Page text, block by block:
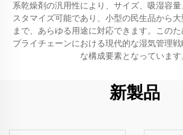
系乾燥剤の汎用性により、サイズ、吸湿容
スタマイズ可能であり、小型の民生品から
まで、あらゆる用途に対応できます。この
プライチェーンにおける現代的な湿気管理
な構成要素となっています
新製品